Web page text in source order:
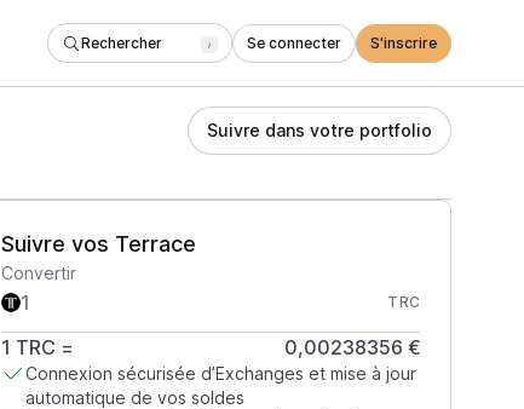
Rechercher / Se connecter S'inscrire
Suivre dans votre portfolio
Suivre vos Terrace
Convertir
TRC
1 TRC = 0,00238356 €
Connexion sécurisée d’Exchanges et mise à jour
automatique de vos soldes